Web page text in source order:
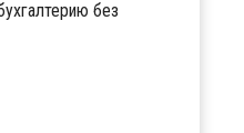
без